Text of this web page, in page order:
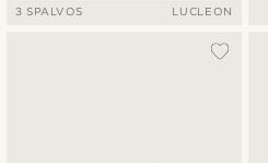
3 SPALVOS LUCLEON